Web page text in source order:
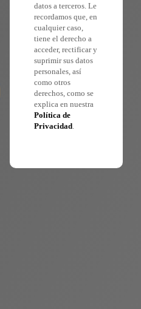
datos a terceros. Le
recordamos que, en
cualquier caso,
tiene el derecho a
acceder, rectificar y
suprimir sus datos
personales, así
como otros
derechos, como se
explica en nuestra
Política de
Privacidad.